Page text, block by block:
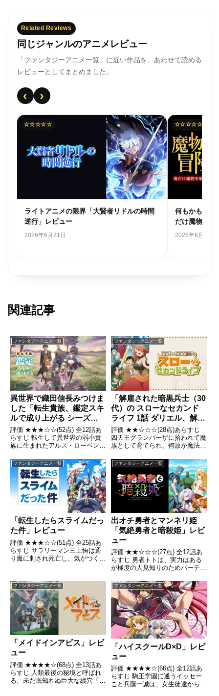
Related Reviews
同じジャンルのアニメレビュー
「ファンタジーアニメ一覧」に近い作品を、あわせて読める
レビューとしてまとめました。
‹ ›
☆☆☆☆☆
何もかもが無駄「魔物喰らいの冒険者～俺
だけ魔物を喰らって強くなる～」レビュー
2026年6月20日
振り返り地獄
った～最強以
ュー
関連記事
ファンタジーアニメ一覧
異世界で織田信長みつけま
した「転生貴族、鑑定スキ
ルで成り上がる シーズン
1」レビュー
評価 ★★★☆☆(52点) 全12話あ
らすじ 転生して異世界の弱小貴
族に生まれたアルス・ローベント
他人の才能を見抜く"鑑定スキ
ル"を所持していた。引用-
Wikipedia
ファンタジーアニメ一覧
「解雇された暗黒兵士（30
代）の スローなセカンド
ライフ 1話 ダリエル、解雇
される。」レビュー
評価 ★★☆☆☆(28点)あらすじ
四天王グランバーザに拾われて魔
族として育てられ、何故か魔法が
の補佐として仕事をしていた暗黒
兵士のダリエル。引用- Wikipedia
ファンタジーアニメ一覧
「転生したらスライムだっ
た件」レビュー
評価 ★★★☆☆(51点) 全25話あ
らすじ サラリーマン三上悟は通
り魔に刺され死亡し、気がつくと
Wikipedia
ファンタジーアニメ一覧
出オチ勇者とマンネリ姫
「気絶勇者と暗殺姫」レビ
ュー
評価 ★★☆☆☆(27点) 全12話あ
らすじ 勇者トトは、実力はある
が極度の人見知りのためパーティ
ぶっていた。 引用- Wikipedia
ファンタジーアニメ一覧
「メイドインアビス」レビ
ュー
評価 ★★★★☆(68点) 全13話あ
らすじ 人類最後の秘境と呼ばれ
る、未だ底知れぬ巨大な縦穴「ア
ファンタジーアニメ一覧
「ハイスクールD×D」レビ
ュー
評価 ★★★★☆(66点) 全12話あ
らすじ 駒王学園に通うイッセー
こと兵藤一誠は、女生徒達から変